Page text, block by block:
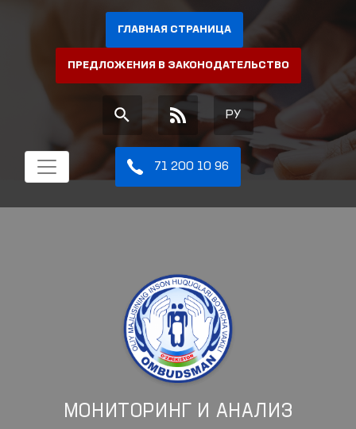
ГЛАВНАЯ СТРАНИЦА
ПРЕДЛОЖЕНИЯ В ЗАКОНОДАТЕЛЬСТВО
РУ
71 200 10 96
МОНИТОРИНГ И АНАЛИЗ